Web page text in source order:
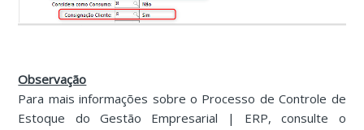
Observação
Para mais informações sobre o Processo de Controle de
Estoque do Gestão Empresarial | ERP, consulte o